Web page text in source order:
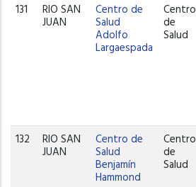
131 RIO SAN
JUAN
Centro de
Salud
Adolfo
Largaespada
Centro
de
Salud
132 RIO SAN
JUAN
Centro de
Salud
Benjamín
Hammond
Centro
de
Salud